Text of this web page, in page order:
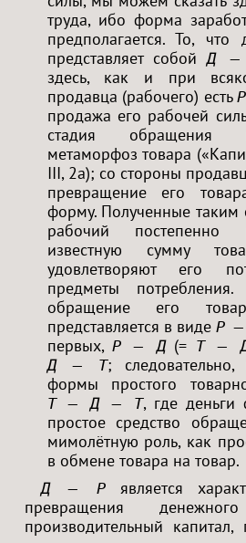
труда, ибо форма
предполагается. То, что
представляет собойД —
здесь, как и при
продавца (рабочего) есть
продажа его рабочей
стадия обращения
метаморфоз товара
III, 2a); со стороны
превращение его
форму. Полученные таким
рабочий постепенно
известную сумму
удовлетворяют его
предметы потребления.
обращение его
представляется в виде Р
первых, Р — Д(= Т —
Д — Т;
формы простого
Т — Д — Т, где деньги
простое средство
мимолётную роль, как
в обмене товара на товар.
Д — Р является
превращения
производительный